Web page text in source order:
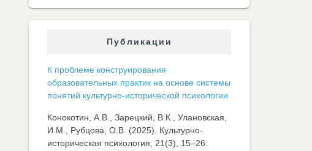
Публикации
К проблеме конструирования
образовательных практик на основе системы
понятий культурно-исторической психологии
Конокотин, А.В., Зарецкий, В.К., Улановская,
И.М., Рубцова, О.В. (2025). Культурно-
историческая психология, 21(3), 15–26.